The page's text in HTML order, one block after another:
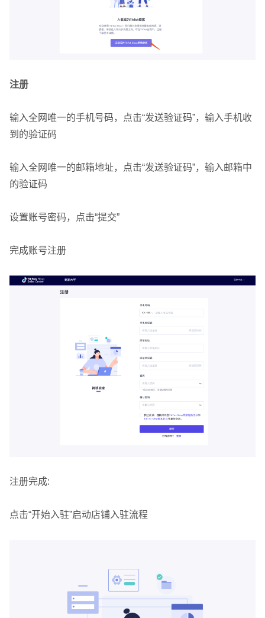
注册
输入全网唯一的手机号码，点击“发送验证码”，输入手机收
到的验证码
输入全网唯一的邮箱地址，点击“发送验证码”，输入邮箱中
的验证码
设置账号密码，点击“提交”
完成账号注册
注册完成:
点击“开始入驻”启动店铺入驻流程